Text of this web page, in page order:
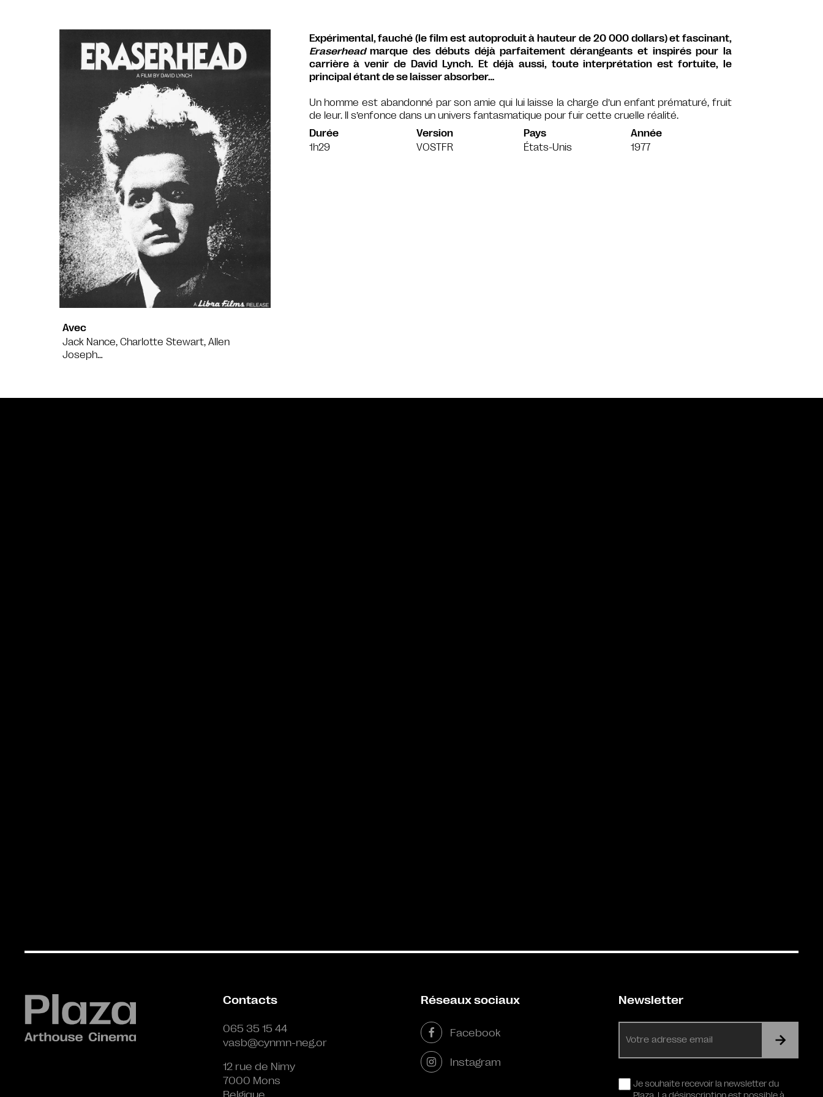
Avec
Jack Nance, Charlotte Stewart, Allen
Joseph…
Expérimental, fauché (le film est autoproduit à hauteur de 20 000 dollars) et fascinant,
Eraserheadmarque des débuts déjà parfaitement dérangeants et inspirés pour la
carrière à venir de David Lynch. Et déjà aussi, toute interprétation est fortuite, le
principal étant de se laisser absorber…
Un homme est abandonné par son amie qui lui laisse la charge d’un enfant prématuré, fruit
de leur. Il s’enfonce dans un univers fantasmatique pour fuir cette cruelle réalité.
Durée
1h29
Version
VOSTFR
Pays
États-Unis
Année
1977
Contacts
065 35 15 44
vasb@cynmn-neg.or
12 rue de Nimy
7000 Mons
Belgique
Réseaux sociaux
Facebook
Instagram
Newsletter
mail
RGPDJe souhaite recevoir la newsletter du
Plaza. La désinscription est possible à